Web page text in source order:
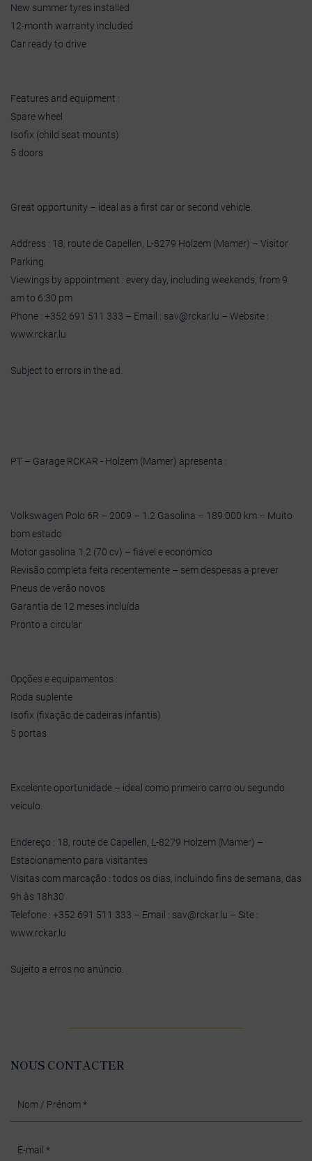
New summer tyres installed
12-month warranty included
Car ready to drive
Features and equipment :
Spare wheel
Isofix (child seat mounts)
5 doors
Great opportunity – ideal as a first car or second vehicle.
Address : 18, route de Capellen, L-8279 Holzem (Mamer) – Visitor
Parking
Viewings by appointment : every day, including weekends, from 9
am to 6:30 pm
Phone : +352 691 511 333 – Email : sav@rckar.lu – Website :
www.rckar.lu
Subject to errors in the ad.
PT – Garage RCKAR - Holzem (Mamer) apresenta :
Volkswagen Polo 6R – 2009 – 1.2 Gasolina – 189.000 km – Muito
bom estado
Motor gasolina 1.2 (70 cv) – fiável e económico
Revisão completa feita recentemente – sem despesas a prever
Pneus de verão novos
Garantia de 12 meses incluída
Pronto a circular
Opções e equipamentos :
Roda suplente
Isofix (fixação de cadeiras infantis)
5 portas
Excelente oportunidade – ideal como primeiro carro ou segundo
veículo.
Endereço : 18, route de Capellen, L-8279 Holzem (Mamer) –
Estacionamento para visitantes
Visitas com marcação : todos os dias, incluindo fins de semana, das
9h às 18h30
Telefone : +352 691 511 333 – Email : sav@rckar.lu – Site :
www.rckar.lu
Sujeito a erros no anúncio.
NOUS CONTACTER